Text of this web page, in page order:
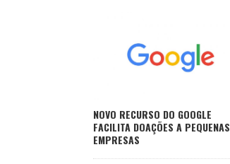
NOVO RECURSO DO GOOGLE
FACILITA DOAÇÕES A PEQUENAS
EMPRESAS